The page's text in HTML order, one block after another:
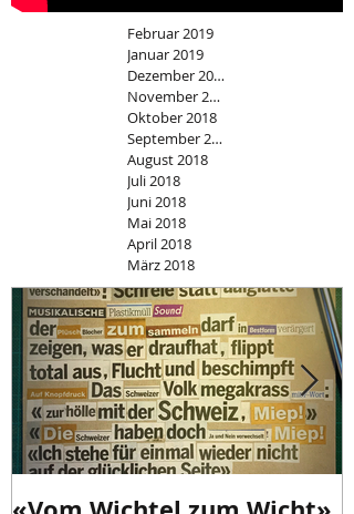
Februar 2019
Januar 2019
Dezember 2018
November 2018
Oktober 2018
September 2018
August 2018
Juli 2018
Juni 2018
Mai 2018
April 2018
März 2018